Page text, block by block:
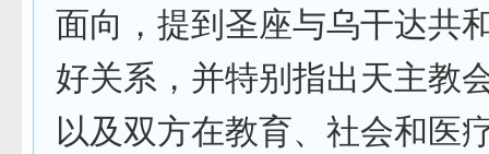
面向，提到圣座与乌干达共
好关系，并特别指出天主教
以及双方在教育、社会和医